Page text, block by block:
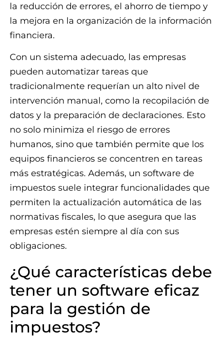
la reducción de errores, el ahorro de tiempo y
la mejora en la organización de la información
financiera.
Con un sistema adecuado, las empresas
pueden automatizar tareas que
tradicionalmente requerían un alto nivel de
intervención manual, como la recopilación de
datos y la preparación de declaraciones. Esto
no solo minimiza el riesgo de errores
humanos, sino que también permite que los
equipos financieros se concentren en tareas
más estratégicas. Además, un software de
impuestos suele integrar funcionalidades que
permiten la actualización automática de las
normativas fiscales, lo que asegura que las
empresas estén siempre al día con sus
obligaciones.
¿Qué características debe
tener un software eficaz
para la gestión de
impuestos?